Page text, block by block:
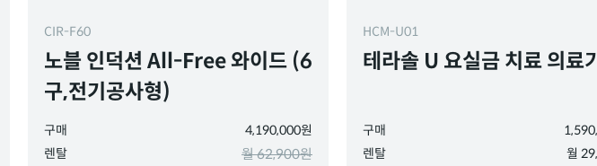
CIR-F60
노블 인덕션 All-Free 와이드 (6
구,전기공사형)
구매
4,190,000원
렌탈
월 62,900원
HCM-U01
테라솔 U 요실금 치료 의료
구매
렌탈
월